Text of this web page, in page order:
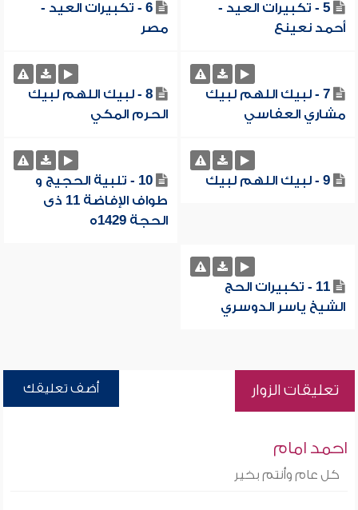
5 - تكبيرات العيد -
أحمد نعينع
6 - تكبيرات العيد -
مصر
7 - لبيك اللهم لبيك
مشاري العفاسي
8 - لبيك اللهم لبيك
الحرم المكي
9 - لبيك اللهم لبيك
10 - تلبية الحجيج و
طواف الإفاضة 11 ذى
الحجة 1429ه
11 - تكبيرات الحج
الشيخ ياسر الدوسري
تعليقات الزوار أضف تعليقك
احمد امام
كل عام وأنتم بخير